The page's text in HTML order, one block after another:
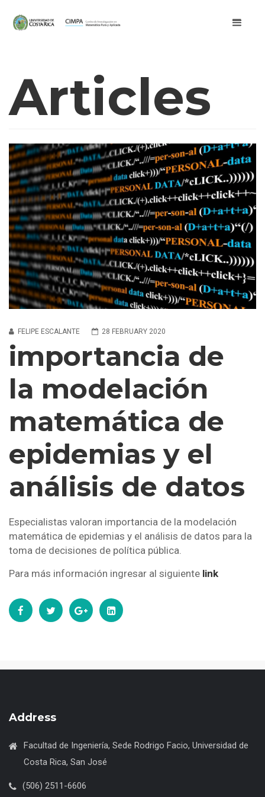
Articles
FELIPE ESCALANTE 28 FEBRUARY 2020
importancia de
la modelación
matemática de
epidemias y el
análisis de datos
Especialistas valoran importancia de la modelación
matemática de epidemias y el análisis de datos para la
toma de decisiones de política pública.
Para más información ingresar al siguiente link
Address
Facultad de Ingeniería, Sede Rodrigo Facio, Universidad de
Costa Rica, San José
(506) 2511-6606